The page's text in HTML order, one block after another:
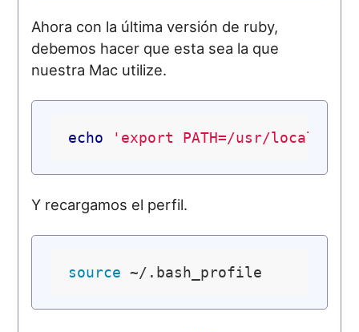
Ahora con la última versión de ruby,
debemos hacer que esta sea la que
nuestra Mac utilize.
echo 'export PATH=/usr/local/
Y recargamos el perfil.
source